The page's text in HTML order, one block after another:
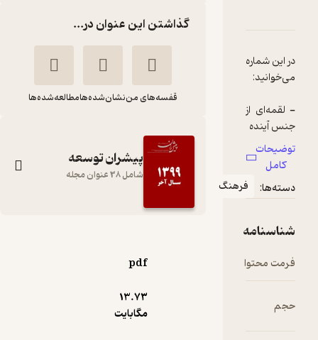
در این شماره
- لقمه‌ای از
- نقدینگی
سرگردان
همچون بز
همچنان
- نیروهایی
در آمریکا
توضیحات
کامل
دسته‌ها:
فرهنگ
شناسنامه
فرمت محتوا pdf
حجم
13.۷۳
مگابایت
گذاشتن این عنوان در...
قفسه‌های من نشان‌شده‌هامطالعه‌شده‌ها
پیشران توسعه
شامل 38 عنوان مجله
شماره 15
پیشران